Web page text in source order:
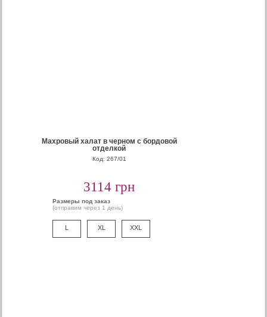
Махровый халат в черном с бордовой
отделкой
Код: 267/01
3114 грн
Размеры под заказ
(отправим через 1 день)
L XL XXL